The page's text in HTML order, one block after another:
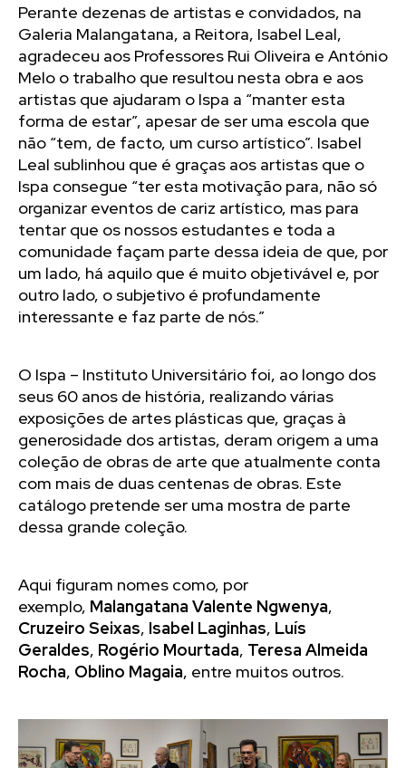
Perante dezenas de artistas e convidados, na
Galeria Malangatana, a Reitora, Isabel Leal,
agradeceu aos Professores Rui Oliveira e António
Melo o trabalho que resultou nesta obra e aos
artistas que ajudaram o Ispa a “manter esta
forma de estar”, apesar de ser uma escola que
não “tem, de facto, um curso artístico”. Isabel
Leal sublinhou que é graças aos artistas que o
Ispa consegue “ter esta motivação para, não só
organizar eventos de cariz artístico, mas para
tentar que os nossos estudantes e toda a
comunidade façam parte dessa ideia de que, por
um lado, há aquilo que é muito objetivável e, por
outro lado, o subjetivo é profundamente
interessante e faz parte de nós.”
O Ispa – Instituto Universitário foi, ao longo dos
seus 60 anos de história, realizando várias
exposições de artes plásticas que, graças à
generosidade dos artistas, deram origem a uma
coleção de obras de arte que atualmente conta
com mais de duas centenas de obras. Este
catálogo pretende ser uma mostra de parte
dessa grande coleção.
Aqui figuram nomes como, por
exemplo, Malangatana Valente Ngwenya,
Cruzeiro Seixas, Isabel Laginhas, Luís
Geraldes, Rogério Mourtada, Teresa Almeida
Rocha, Oblino Magaia, entre muitos outros.